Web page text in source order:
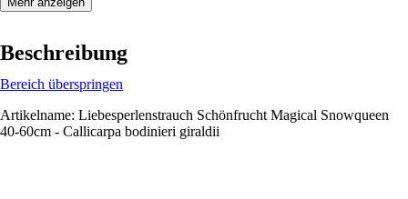
Beschreibung
Bereich überspringen
Artikelname: Liebesperlenstrauch Schönfrucht Magical Snowqueen
40-60cm - Callicarpa bodinieri giraldii